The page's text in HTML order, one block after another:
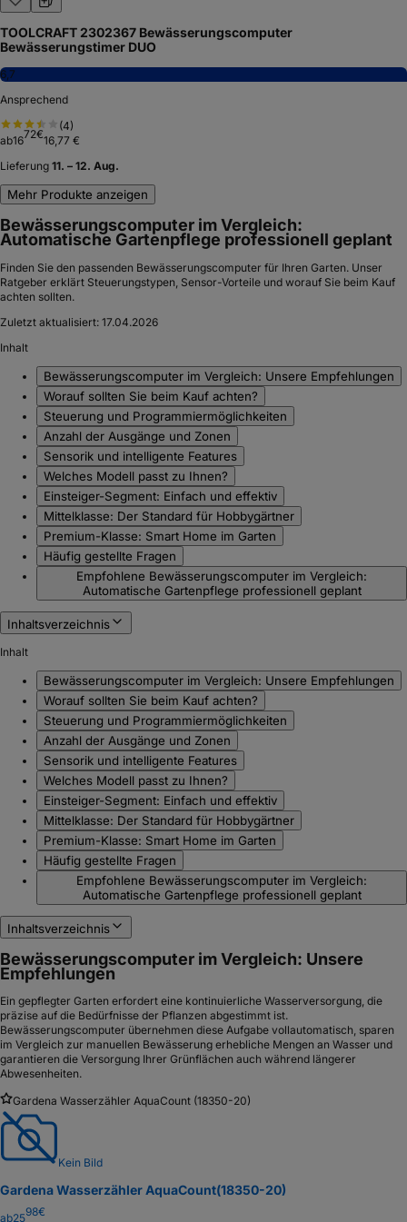
TOOLCRAFT 2302367 Bewässerungscomputer
Bewässerungstimer DUO
6,7
Ansprechend
(4)
ab1672€16,77 €
Lieferung 11. – 12. Aug.
Mehr Produkte anzeigen
Bewässerungscomputer im Vergleich:
Automatische Gartenpflege professionell geplant
Finden Sie den passenden Bewässerungscomputer für Ihren Garten. Unser
Ratgeber erklärt Steuerungstypen, Sensor-Vorteile und worauf Sie beim Kauf
achten sollten.
Zuletzt aktualisiert: 17.04.2026
Inhalt
Bewässerungscomputer im Vergleich: Unsere Empfehlungen
Worauf sollten Sie beim Kauf achten?
Steuerung und Programmiermöglichkeiten
Anzahl der Ausgänge und Zonen
Sensorik und intelligente Features
Welches Modell passt zu Ihnen?
Einsteiger-Segment: Einfach und effektiv
Mittelklasse: Der Standard für Hobbygärtner
Premium-Klasse: Smart Home im Garten
Häufig gestellte Fragen
Empfohlene Bewässerungscomputer im Vergleich:
Automatische Gartenpflege professionell geplant
Inhaltsverzeichnis
Inhalt
Bewässerungscomputer im Vergleich: Unsere Empfehlungen
Worauf sollten Sie beim Kauf achten?
Steuerung und Programmiermöglichkeiten
Anzahl der Ausgänge und Zonen
Sensorik und intelligente Features
Welches Modell passt zu Ihnen?
Einsteiger-Segment: Einfach und effektiv
Mittelklasse: Der Standard für Hobbygärtner
Premium-Klasse: Smart Home im Garten
Häufig gestellte Fragen
Empfohlene Bewässerungscomputer im Vergleich:
Automatische Gartenpflege professionell geplant
Inhaltsverzeichnis
Bewässerungscomputer im Vergleich: Unsere
Empfehlungen
Ein gepflegter Garten erfordert eine kontinuierliche Wasserversorgung, die
präzise auf die Bedürfnisse der Pflanzen abgestimmt ist.
Bewässerungscomputer übernehmen diese Aufgabe vollautomatisch, sparen
im Vergleich zur manuellen Bewässerung erhebliche Mengen an Wasser und
garantieren die Versorgung Ihrer Grünflächen auch während längerer
Abwesenheiten.
Gardena Wasserzähler AquaCount (18350-20)
Kein Bild
Gardena Wasserzähler AquaCount(18350-20)
ab2598€